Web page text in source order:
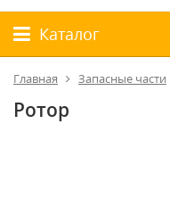
Каталог
Главная Запасные части
Ротор